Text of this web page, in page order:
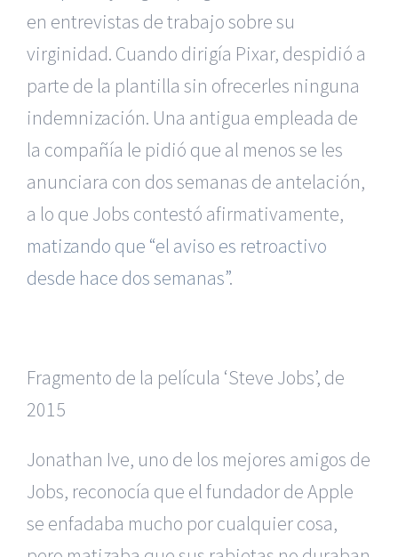
en entrevistas de trabajo sobre su
virginidad. Cuando dirigía Pixar, despidió a
parte de la plantilla sin ofrecerles ninguna
indemnización. Una antigua empleada de
la compañía le pidió que al menos se les
anunciara con dos semanas de antelación,
a lo que Jobs contestó afirmativamente,
matizando que “el aviso es retroactivo
desde hace dos semanas”.
Fragmento de la película ‘Steve Jobs’, de
2015
Jonathan Ive, uno de los mejores amigos de
Jobs, reconocía que el fundador de Apple
se enfadaba mucho por cualquier cosa,